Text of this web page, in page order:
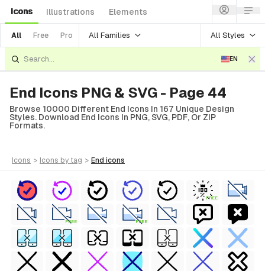
Icons Illustrations Elements
All Free Pro All Families All Styles
EN
End Icons PNG & SVG - Page 44
Browse 10000 Different End Icons In 167 Unique Design
Styles. Download End Icons In PNG, SVG, PDF, Or ZIP
Formats.
icons > icons by tag > end icons
FREE
FREE FREE